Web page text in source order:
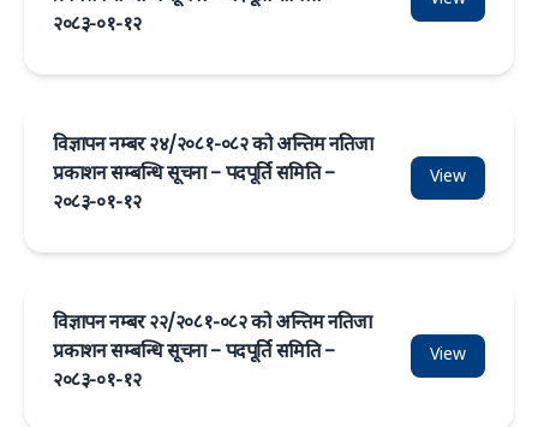
२०८३-०१-१२
विज्ञापन नम्बर २४/२०८१-०८२ को अन्तिम नतिजा
प्रकाशन सम्बन्धि सूचना – पदपूर्ति समिति –
२०८३-०१-१२
View
विज्ञापन नम्बर २२/२०८१-०८२ को अन्तिम नतिजा
प्रकाशन सम्बन्धि सूचना – पदपूर्ति समिति –
२०८३-०१-१२
View